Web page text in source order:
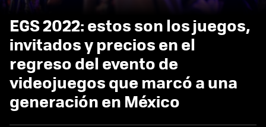
EGS 2022: estos son los juegos,
invitados y precios en el
regreso del evento de
videojuegos que marcó a una
generación en México